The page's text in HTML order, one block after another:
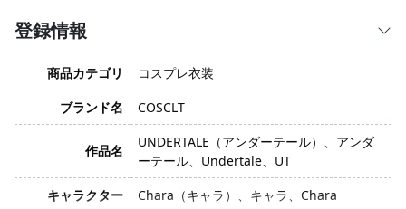
登録情報
商品カテゴリ
コスプレ衣装
ブランド名
COSCLT
作品名
UNDERTALE（アンダーテール）、アンダ
ーテール、Undertale、UT
キャラクター
Chara（キャラ）、キャラ、Chara